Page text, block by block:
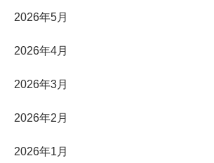
2026年5月
2026年4月
2026年3月
2026年2月
2026年1月